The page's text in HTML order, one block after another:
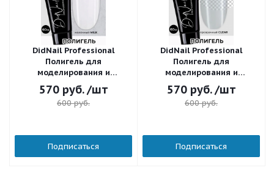
DidNail Professional
Полигель для
моделирования и
наращивания 02 60 г.
570руб. /шт
600руб.
Подписаться
DidNail Professional
Полигель для
моделирования и
наращивания 01 60 г.
570руб. /шт
600руб.
Подписаться